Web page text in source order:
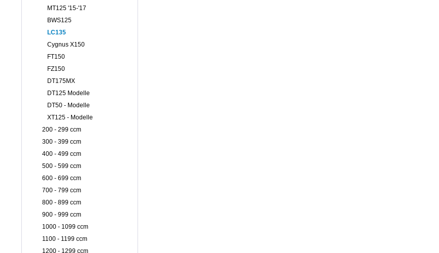
MT125 '15-'17
BWS125
LC135
Cygnus X150
FT150
FZ150
DT175MX
DT125 Modelle
DT50 - Modelle
XT125 - Modelle
200 - 299 ccm
300 - 399 ccm
400 - 499 ccm
500 - 599 ccm
600 - 699 ccm
700 - 799 ccm
800 - 899 ccm
900 - 999 ccm
1000 - 1099 ccm
1100 - 1199 ccm
1200 - 1299 ccm